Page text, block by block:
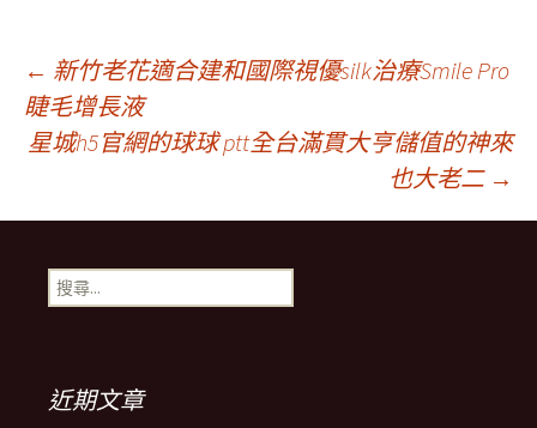
文
章
導
覽
列
← 新竹老花適合建和國際視優silk治療Smile Pro
睫毛增長液
星城h5官網的球球 ptt全台滿貫大亨儲值的神來
也大老二 →
搜
尋
近期文章